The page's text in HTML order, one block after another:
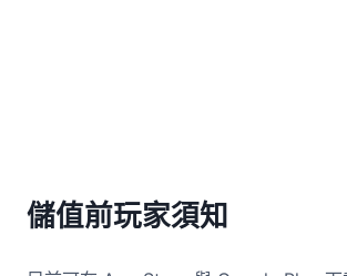
儲值前玩家須知